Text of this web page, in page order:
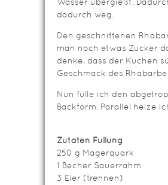
dadurch weg.
Den geschnittenen
man noch etwas Zucker
denke, dass der Kuchen
Geschmack des
Nun fülle ich den
Backform. Parallel heize
Zutaten Füllung
250 g Magerquark
1 Becher Sauerrahm
3 Eier (trennen)